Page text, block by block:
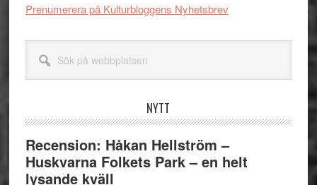
Prenumerera på Kulturbloggens Nyhetsbrev
webbplatsen
NYTT
Recension: Håkan Hellström –
Huskvarna Folkets Park – en helt
lysande kväll